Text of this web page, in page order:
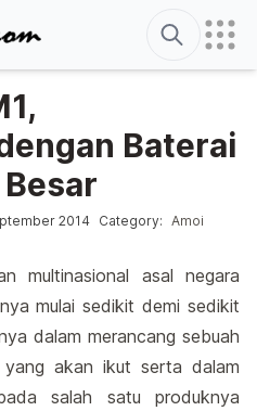
Search
Baterai
2014Posted in
Category: Amoi
multinasional asal negara
mulai sedikit demi sedikit
dalam merancang sebuah
yang akan ikut serta dalam
salah satu produknya